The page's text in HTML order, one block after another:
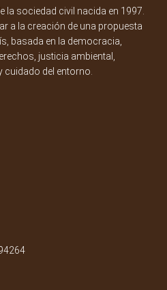
la sociedad civil nacida en 1997.
a la creación de una propuesta
basada en la democracia,
justicia ambiental,
cuidado del entorno.